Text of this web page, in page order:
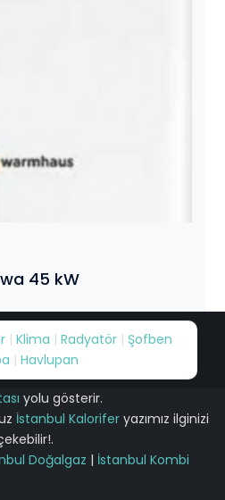
45 kW
| Klima | Radyatör| Şofben
| Havlupan
yolu gösterir.
İstanbul Kaloriferyazımız ilginizi
Doğalgaz | İstanbul Kombi